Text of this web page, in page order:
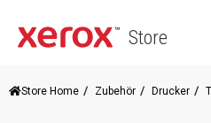
Store
Store Home Zubehör Drucker